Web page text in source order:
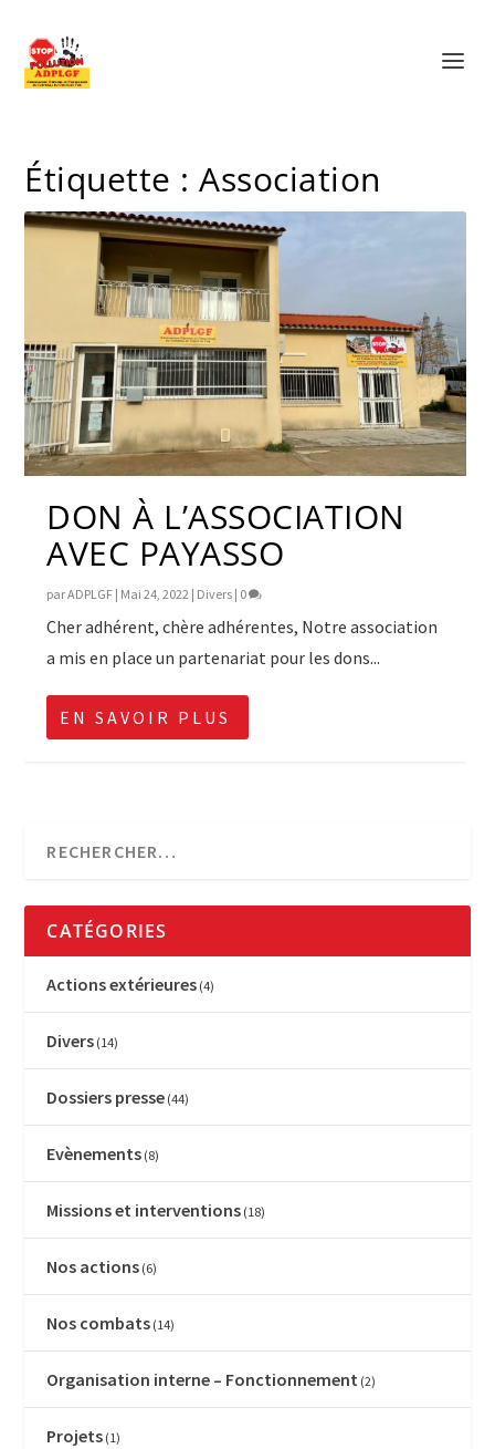
Étiquette :Association
DON À L’ASSOCIATION
AVEC PAYASSO
parADPLGF | Mai 24, 2022 | Divers | 0
Cher adhérent, chère adhérentes, Notre association
a mis en place un partenariat pour les dons...
EN SAVOIR PLUS
CATÉGORIES
Actions extérieures (4)
Divers (14)
Dossiers presse (44)
Evènements (8)
Missions et interventions (18)
Nos actions (6)
Nos combats (14)
Organisation interne – Fonctionnement (2)
Projets (1)